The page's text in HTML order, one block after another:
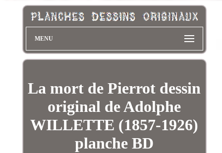
MENU
La mort de Pierrot dessin
original de Adolphe
WILLETTE (1857-1926)
planche BD